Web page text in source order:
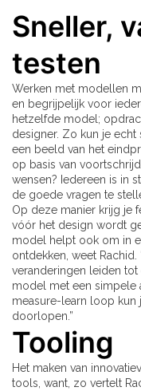
Sneller,
testen
Werken met modellen
en begrijpelijk voor
hetzelfde model;
designer. Zo kun je echt
een beeld van het
op basis van
wensen? Iedereen is in
de goede vragen te
Op deze manier krijg je
vóór het design wordt
model helpt ook om in
ontdekken, weet
veranderingen leiden
model met een simpele
measure-learn loop kun
doorlopen.”
Tooling
Het maken van
tools, want, zo vertelt